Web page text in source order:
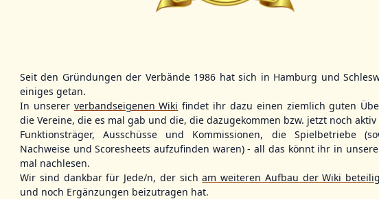
WBSC Europe BOTTOM 3
16:00 Uhr(€) Box-Score
Belgium vs. Germany
U-23 Baseball European
Championship B Pool 2026 - Group
Germany
12:00 Uhr(€) Box-Score
Poland vs. Sweden
U-23 Baseball European
Championship B Pool 2026 - Group
Germany
WBSC Europe
11:30 Uhr(€)
Switzerland
U-23 Baseball
Championship B
Spain
Seit den Gründungen der Verbände 1986 hat sich in Hamburg und
einiges getan.
In unserer verbandseigenen Wiki findet ihr dazu einen ziemlich guten
die Vereine, die es mal gab und die, die dazugekommen bzw. jetzt noch aktiv
Funktionsträger, Ausschüsse und Kommissionen, die Spielbetriebe
Nachweise und Scoresheets aufzufinden waren) - all das könnt ihr in
mal nachlesen.
Wir sind dankbar für Jede/n, der sicham weiteren Aufbau der Wiki
und noch Ergänzungen beizutragen hat.